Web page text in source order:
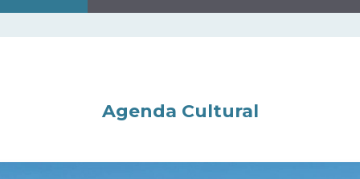
Agenda Cultural